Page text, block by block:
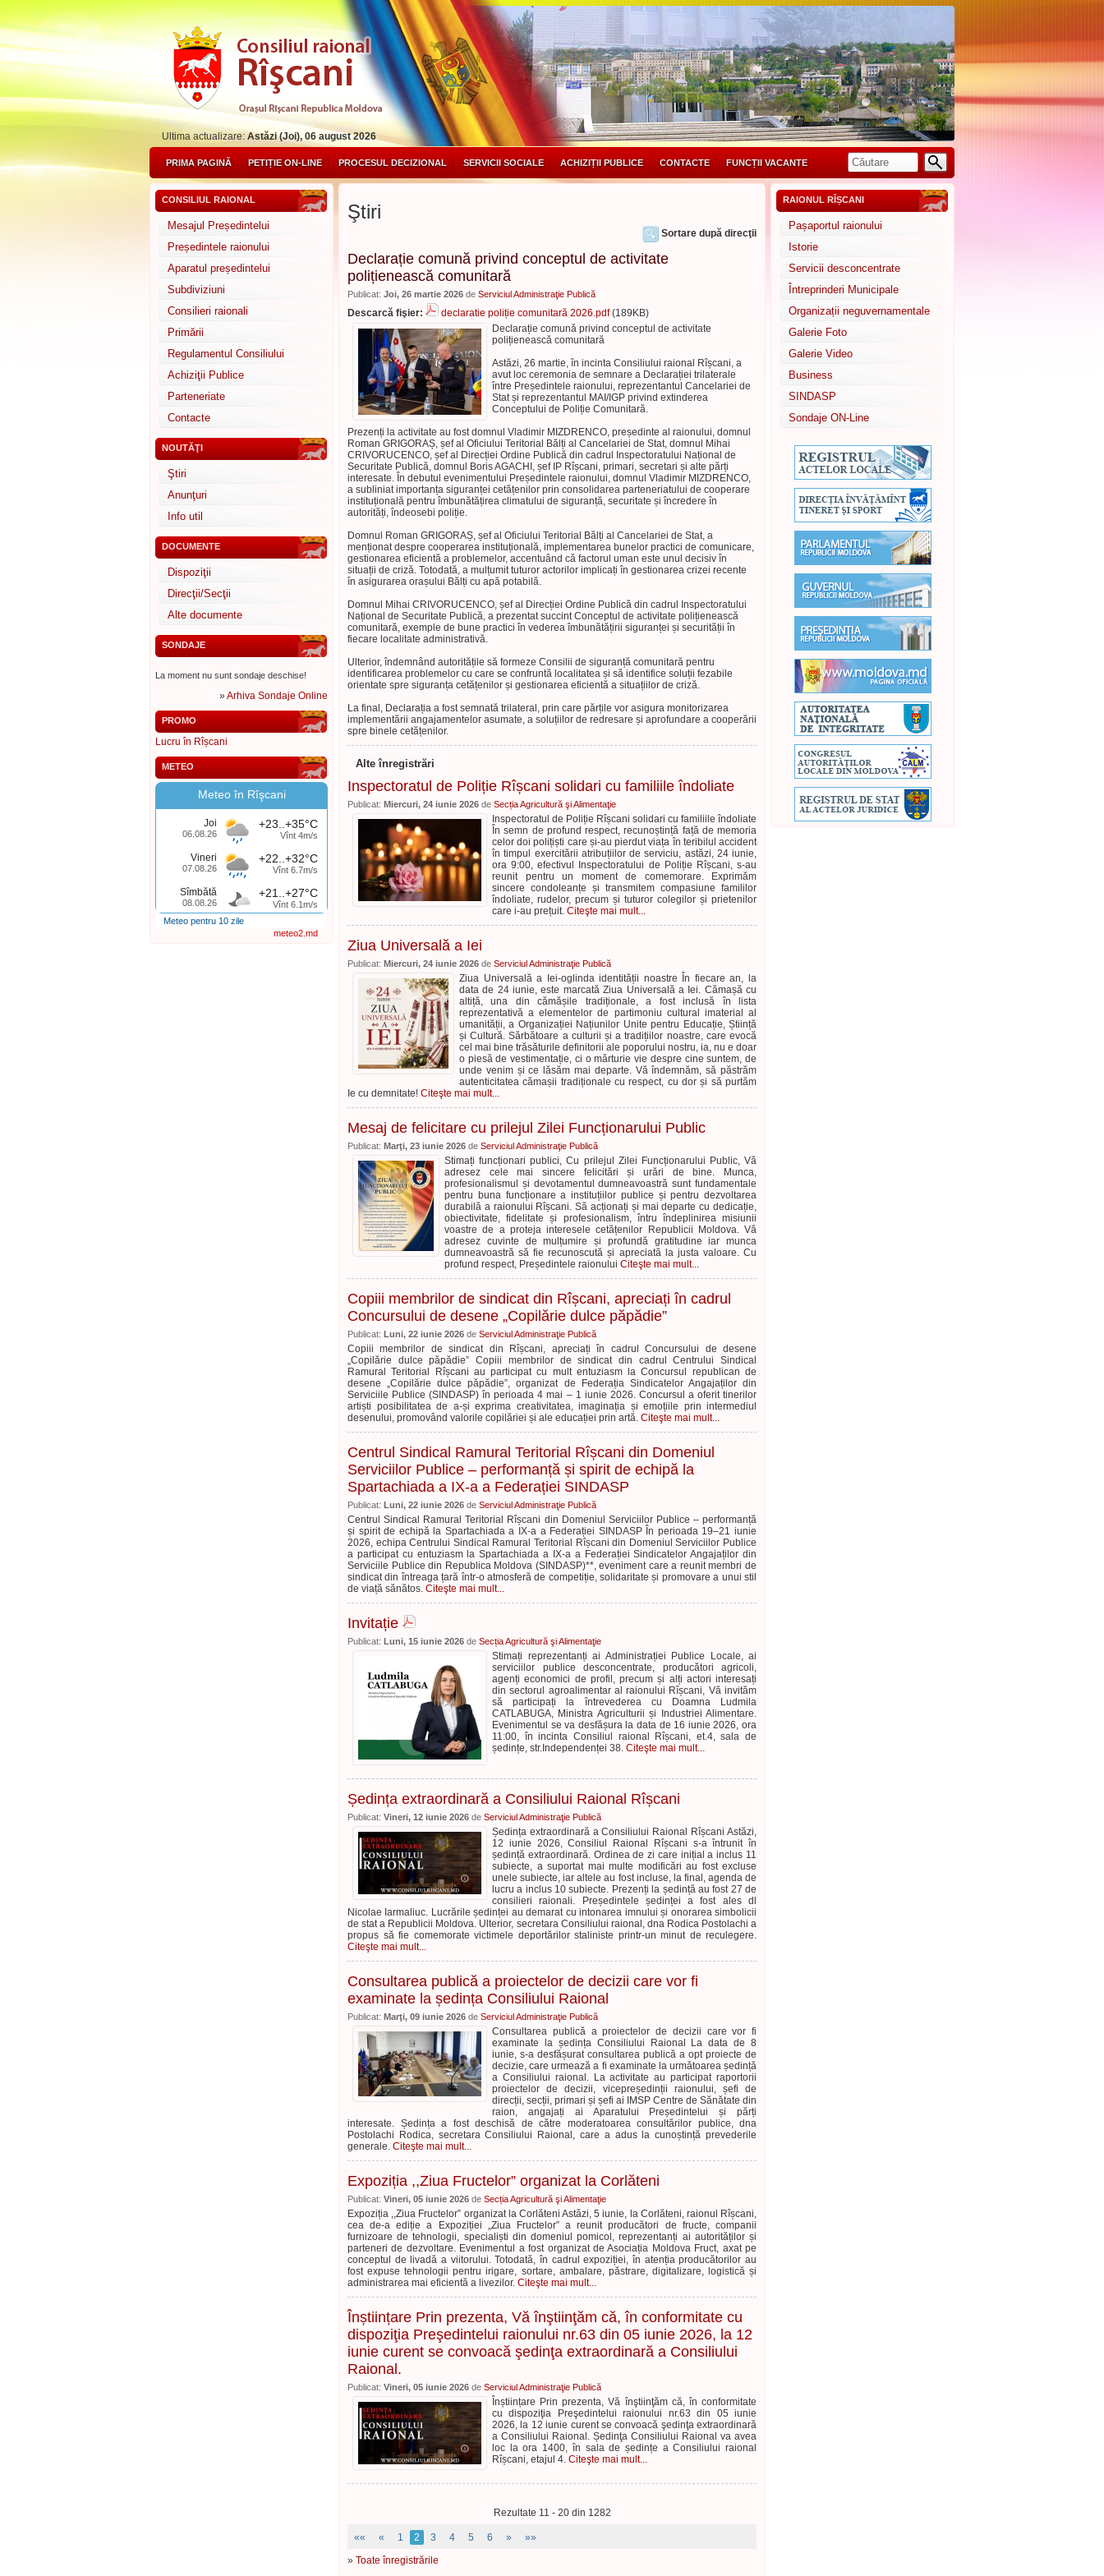
Ultima actualizare:Astăzi (Joi), 06 august 2026
PRIMA PAGINĂ PETIȚIE ON-LINE PROCESUL DECIZIONAL SERVICII SOCIALE ACHIZIȚII PUBLICE CONTACTE FUNCȚII VACANTE
CONSILIUL RAIONAL
Mesajul Președintelui
Președintele raionului
Aparatul președintelui
Subdiviziuni
Consilieri raionali
Primării
Regulamentul Consiliului
Achiziţii Publice
Parteneriate
Contacte
NOUTĂŢI
Ştiri
Anunţuri
Info util
DOCUMENTE
Dispoziţii
Direcţii/Secţii
Alte documente
SONDAJE
La moment nu sunt sondaje deschise!
»Arhiva Sondaje Online
PROMO
Lucru în Rîșcani
METEO
Meteo în Rîşcani
Joi
06.08.26
+23..+35°C
Vînt 4m/s
Vineri
07.08.26
+22..+32°C
Vînt 6.7m/s
Sîmbătă
08.08.26
+21..+27°C
Vînt 6.1m/s
Meteo pentru 10 zile
meteo2.md
Ştiri
Sortare după direcţii
Declarație comună privind conceptul de activitate
polițienească comunitară
Publicat: Joi, 26 martie 2026 de Serviciul Administraţie Publică
Descarcă fişier: declaratie poliție comunitară 2026.pdf(189KB)
Declarație comună privind conceptul de activitate
polițienească comunitară
Astăzi, 26 martie, în incinta Consiliului raional Rîșcani, a
avut loc ceremonia de semnare a Declarației trilaterale
între Președintele raionului, reprezentantul Cancelariei de
Stat și reprezentantul MAI/IGP privind extinderea
Conceptului de Poliție Comunitară.
Prezenți la activitate au fost domnul Vladimir MIZDRENCO, președinte al raionului, domnul
Roman GRIGORAȘ, șef al Oficiului Teritorial Bălți al Cancelariei de Stat, domnul Mihai
CRIVORUCENCO, șef al Direcției Ordine Publică din cadrul Inspectoratului Național de
Securitate Publică, domnul Boris AGACHI, șef IP Rîșcani, primari, secretari și alte părți
interesate. În debutul evenimentului Președintele raionului, domnul Vladimir MIZDRENCO,
a subliniat importanța siguranței cetățenilor prin consolidarea parteneriatului de cooperare
instituțională pentru îmbunătățirea climatului de siguranță, securitate și încredere în
autorități, îndeosebi poliție.
Domnul Roman GRIGORAȘ, șef al Oficiului Teritorial Bălți al Cancelariei de Stat, a
menționat despre cooperarea instituțională, implementarea bunelor practici de comunicare,
gestionarea eficientă a problemelor, accentuând că factorul uman este unul decisiv în
situații de criză. Totodată, a mulțumit tuturor actorilor implicați în gestionarea crizei recente
în asigurarea orașului Bălți cu apă potabilă.
Domnul Mihai CRIVORUCENCO, șef al Direcției Ordine Publică din cadrul Inspectoratului
Național de Securitate Publică, a prezentat succint Conceptul de activitate polițienească
comunitară, exemple de bune practici în vederea îmbunătățirii siguranței și securității în
fiecare localitate administrativă.
Ulterior, îndemnând autoritățile să formeze Consilii de siguranță comunitară pentru
identificarea problemelor cu care se confruntă localitatea și să identifice soluții fezabile
orientate spre siguranța cetățenilor și gestionarea eficientă a situațiilor de criză.
La final, Declarația a fost semnată trilateral, prin care părțile vor asigura monitorizarea
implementării angajamentelor asumate, a soluțiilor de redresare și aprofundare a cooperării
spre binele cetățenilor.
Alte înregistrări
Inspectoratul de Poliție Rîșcani solidari cu familiile îndoliate
Publicat: Miercuri, 24 iunie 2026 de Secția Agricultură şi Alimentaţie
Inspectoratul de Poliție Rîșcani solidari cu familiile îndoliate
În semn de profund respect, recunoștință față de memoria
celor doi polițiști care și-au pierdut viața în teribilul accident
în timpul exercitării atribuțiilor de serviciu, astăzi, 24 iunie,
ora 9:00, efectivul Inspectoratului de Poliție Rîșcani, s-au
reunit pentru un moment de comemorare. Exprimăm
sincere condoleanțe și transmitem compasiune famililor
îndoliate, rudelor, precum și tuturor colegilor și prietenilor
care i-au prețuit. Citeşte mai mult...
Ziua Universală a Iei
Publicat: Miercuri, 24 iunie 2026 de Serviciul Administraţie Publică
Ziua Universală a Iei-oglinda identității noastre În fiecare an, la
data de 24 iunie, este marcată Ziua Universală a Iei. Cămașă cu
altiță, una din cămășile tradiționale, a fost inclusă în lista
reprezentativă a elementelor de partimoniu cultural imaterial al
umanității, a Organizației Națiunilor Unite pentru Educație, Știință
și Cultură. Sărbătoare a culturii și a tradițiilor noastre, care evocă
cel mai bine trăsăturile definitorii ale poporului nostru, ia, nu e doar
o piesă de vestimentație, ci o mărturie vie despre cine suntem, de
unde venim și ce lăsăm mai departe. Vă îndemnăm, să păstrăm
autenticitatea cămașii tradiționale cu respect, cu dor și să purtăm
Ie cu demnitate! Citeşte mai mult...
Mesaj de felicitare cu prilejul Zilei Funcționarului Public
Publicat: Marţi, 23 iunie 2026 de Serviciul Administraţie Publică
Stimați funcționari publici, Cu prilejul Zilei Funcționarului Public, Vă
adresez cele mai sincere felicitări și urări de bine. Munca,
profesionalismul și devotamentul dumneavoastră sunt fundamentale
pentru buna funcționare a instituțiilor publice și pentru dezvoltarea
durabilă a raionului Rîșcani. Să acționați și mai departe cu dedicație,
obiectivitate, fidelitate și profesionalism, întru îndeplinirea misiunii
voastre de a proteja interesele cetățenilor Republicii Moldova. Vă
adresez cuvinte de mulțumire și profundă gratitudine iar munca
dumneavoastră să fie recunoscută și apreciată la justa valoare. Cu
profund respect, Președintele raionului Citeşte mai mult...
Copiii membrilor de sindicat din Rîșcani, apreciați în cadrul
Concursului de desene „Copilărie dulce păpădie”
Publicat: Luni, 22 iunie 2026 de Serviciul Administraţie Publică
Copiii membrilor de sindicat din Rîșcani, apreciați în cadrul Concursului de desene
„Copilărie dulce păpădie” Copiii membrilor de sindicat din cadrul Centrului Sindical
Ramural Teritorial Rîșcani au participat cu mult entuziasm la Concursul republican de
desene „Copilărie dulce păpădie”, organizat de Federația Sindicatelor Angajaților din
Serviciile Publice (SINDASP) în perioada 4 mai – 1 iunie 2026. Concursul a oferit tinerilor
artiști posibilitatea de a-și exprima creativitatea, imaginația și emoțiile prin intermediul
desenului, promovând valorile copilăriei și ale educației prin artă. Citeşte mai mult...
Centrul Sindical Ramural Teritorial Rîșcani din Domeniul
Serviciilor Publice – performanță și spirit de echipă la
Spartachiada a IX-a a Federației SINDASP
Publicat: Luni, 22 iunie 2026 de Serviciul Administraţie Publică
Centrul Sindical Ramural Teritorial Rîșcani din Domeniul Serviciilor Publice – performanță
și spirit de echipă la Spartachiada a IX-a a Federației SINDASP În perioada 19–21 iunie
2026, echipa Centrului Sindical Ramural Teritorial Rîșcani din Domeniul Serviciilor Publice
a participat cu entuziasm la Spartachiada a IX-a a Federației Sindicatelor Angajaților din
Serviciile Publice din Republica Moldova (SINDASP)**, eveniment care a reunit membri de
sindicat din întreaga țară într-o atmosferă de competiție, solidaritate și promovare a unui stil
de viață sănătos. Citeşte mai mult...
Invitație
Publicat: Luni, 15 iunie 2026 de Secția Agricultură şi Alimentaţie
Stimați reprezentanți ai Administrației Publice Locale, ai
serviciilor publice desconcentrate, producători agricoli,
agenți economici de profil, precum și alți actori interesați
din sectorul agroalimentar al raionului Rîșcani, Vă invităm
să participați la întrevederea cu Doamna Ludmila
CATLABUGA, Ministra Agriculturii și Industriei Alimentare.
Evenimentul se va desfășura la data de 16 iunie 2026, ora
11:00, în incinta Consiliul raional Rîșcani, et.4, sala de
ședințe, str.Independenței 38. Citeşte mai mult...
Ședința extraordinară a Consiliului Raional Rîșcani
Publicat: Vineri, 12 iunie 2026 de Serviciul Administraţie Publică
Ședința extraordinară a Consiliului Raional Rîșcani Astăzi,
12 iunie 2026, Consiliul Raional Rîșcani s-a întrunit în
ședință extraordinară. Ordinea de zi care inițial a inclus 11
subiecte, a suportat mai multe modificări au fost excluse
unele subiecte, iar altele au fost incluse, la final, agenda de
lucru a inclus 10 subiecte. Prezenți la ședință au fost 27 de
consilieri raionali. Președintele ședinței a fost ales dl
Nicolae Iarmaliuc. Lucrările ședinței au demarat cu intonarea imnului și onorarea simbolicii
de stat a Republicii Moldova. Ulterior, secretara Consiliului raional, dna Rodica Postolachi a
propus să fie comemorate victimele deportărilor staliniste printr-un minut de reculegere.
Citeşte mai mult...
Consultarea publică a proiectelor de decizii care vor fi
examinate la ședința Consiliului Raional
Publicat: Marţi, 09 iunie 2026 de Serviciul Administraţie Publică
Consultarea publică a proiectelor de decizii care vor fi
examinate la ședința Consiliului Raional La data de 8
iunie, s-a desfășurat consultarea publică a opt proiecte de
decizie, care urmează a fi examinate la următoarea ședință
a Consiliului raional. La activitate au participat raportorii
proiectelor de decizii, vicepreședinții raionului, șefi de
direcții, secții, primari și șefi ai IMSP Centre de Sănătate din
raion, angajați ai Aparatului Președintelui și părți
interesate. Ședința a fost deschisă de către moderatoarea consultărilor publice, dna
Postolachi Rodica, secretara Consiliului Raional, care a adus la cunoștință prevederile
generale. Citeşte mai mult...
Expoziția ,,Ziua Fructelor” organizat la Corlăteni
Publicat: Vineri, 05 iunie 2026 de Secția Agricultură şi Alimentaţie
Expoziția ,,Ziua Fructelor” organizat la Corlăteni Astăzi, 5 iunie, la Corlăteni, raionul Rîșcani,
cea de-a ediție a Expoziției „Ziua Fructelor” a reunit producători de fructe, companii
furnizoare de tehnologii, specialiști din domeniul pomicol, reprezentanți ai autorităților și
parteneri de dezvoltare. Evenimentul a fost organizat de Asociația Moldova Fruct, axat pe
conceptul de livadă a viitorului. Totodată, în cadrul expoziției, în atenția producătorilor au
fost expuse tehnologii pentru irigare, sortare, ambalare, păstrare, digitalizare, logistică și
administrarea mai eficientă a livezilor. Citeşte mai mult...
Înștiințare Prin prezenta, Vă înştiinţăm că, în conformitate cu
dispoziţia Preşedintelui raionului nr.63 din 05 iunie 2026, la 12
iunie curent se convoacă şedinţa extraordinară a Consiliului
Raional.
Publicat: Vineri, 05 iunie 2026 de Serviciul Administraţie Publică
Înștiințare Prin prezenta, Vă înştiinţăm că, în conformitate
cu dispoziţia Preşedintelui raionului nr.63 din 05 iunie
2026, la 12 iunie curent se convoacă şedinţa extraordinară
a Consiliului Raional. Ședinţa Consiliului Raional va avea
loc la ora 1400, în sala de ședințe a Consiliului raional
Rîșcani, etajul 4. Citeşte mai mult...
Rezultate 11 - 20 din 1282
«« « 1 2 3 4 5 6 »
»»
» Toate înregistrările
RAIONUL RÎȘCANI
Pașaportul raionului
Istorie
Servicii desconcentrate
Întreprinderi Municipale
Organizații neguvernamentale
Galerie Foto
Galerie Video
Business
SINDASP
Sondaje ON-Line